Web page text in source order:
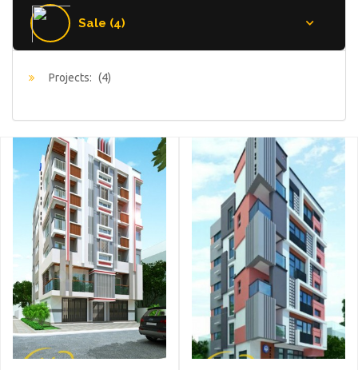
Sale (4)
Projects: (4)